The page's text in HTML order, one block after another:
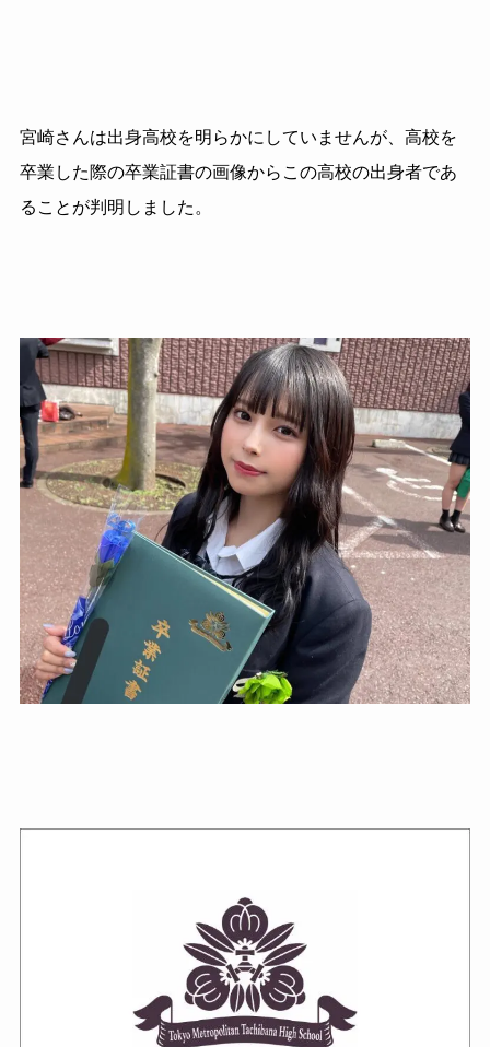
宮崎さんは出身高校を明らかにしていませんが、高校を
卒業した際の卒業証書の画像からこの高校の出身者であ
ることが判明しました。